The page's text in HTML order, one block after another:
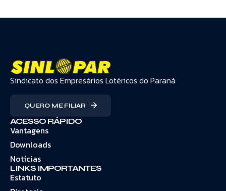
Sindicato dos Empresários Lotéricos do Paraná
QUERO ME FILIAR
ACESSO RÁPIDO
Vantagens
Downloads
Notícias
LINKS IMPORTANTES
Estatuto